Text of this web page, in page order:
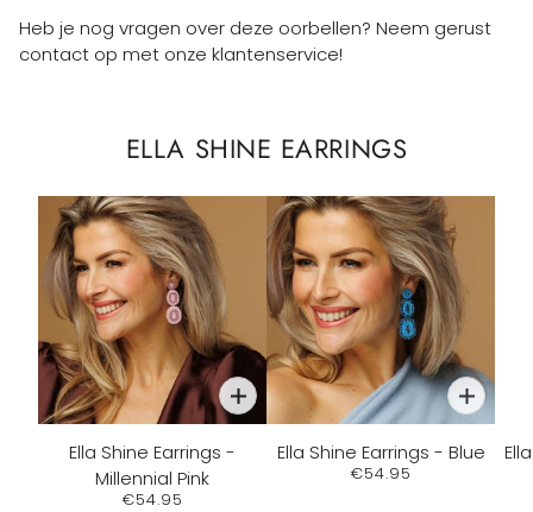
Heb je nog vragen over deze oorbellen? Neem gerust
contact op met onze klantenservice!
ELLA SHINE EARRINGS
Ella Shine Earrings -
Millennial Pink
€54.95
Ella Shine Earrings - Blue
€54.95